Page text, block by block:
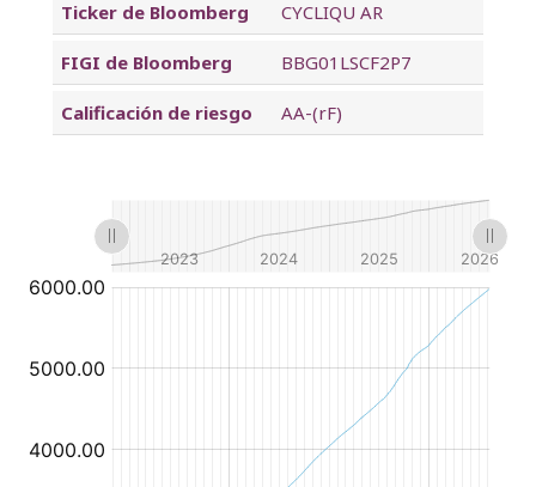
Ticker de Bloomberg CYCLIQU AR
FIGI de Bloomberg BBG01LSCF2P7
Calificación de riesgo AA-(rF)